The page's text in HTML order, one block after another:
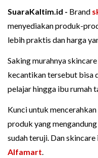
SuaraKaltim.id - Brand
menyediakan produk-
lebih praktis dan harga
Saking murahnya
kecantikan tersebut bisa
pelajar hingga ibu rumah
Kunci untuk
produk yang
sudah teruji. Dan
Alfamart.